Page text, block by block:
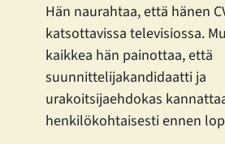
Hän naurahtaa, että hänen
katsottavissa televisiossa.
kaikkea hän painottaa, että
suunnittelijakandidaatti ja
urakoitsijaehdokas
henkilökohtaisesti ennen